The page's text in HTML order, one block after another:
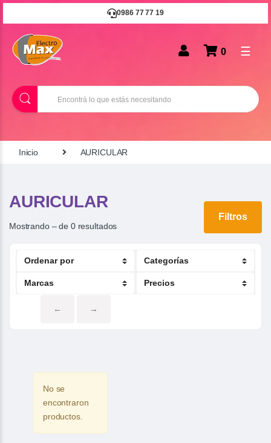
0986 77 77 19
B
u
s
0 ☰
Inicio AURICULAR
AURICULAR
Mostrando – de 0 resultados
Filtros
← →
No se
encontraron
productos.